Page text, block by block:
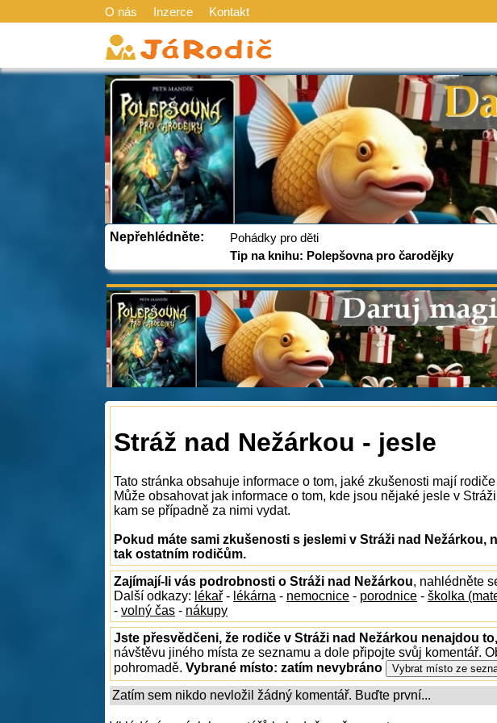
O nás Inzerce Kontakt
Nepřehlédněte:
Pohádky pro děti
Tip na knihu: Polepšovna pro čarodějky
Stráž nad Nežárkou - jesle
Tato stránka obsahuje informace o tom, jaké zkušenosti mají
Může obsahovat jak informace o tom, kde jsou nějaké jesle v
kam se případně za nimi vydat.
Pokud máte sami zkušenosti s jeslemi v Stráži nad Nežárkou,
tak ostatním rodičům.
Zajímají-li vás podrobnosti o Stráži nad Nežárkou, nahlédněte
Další odkazy: lékař - lékárna - nemocnice - porodnice - školka
- volný čas - nákupy
Jste přesvědčeni, že rodiče v Stráži nad Nežárkou nenajdou
návštěvu jiného místa ze seznamu a dole připojte svůj komentář.
pohromadě. Vybrané místo: zatím nevybráno
Zatím sem nikdo nevložil žádný komentář. Buďte první...